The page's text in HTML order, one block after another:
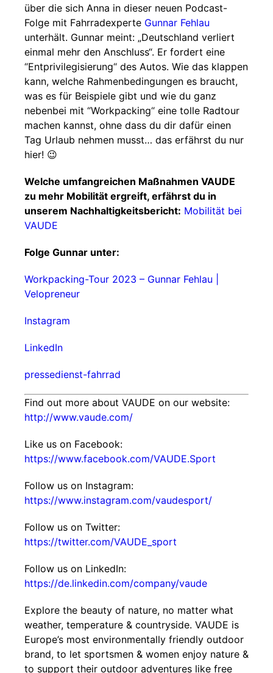
über die sich Anna in dieser neuen Podcast-
Folge mit Fahrradexperte Gunnar Fehlau
unterhält. Gunnar meint: „Deutschland verliert
einmal mehr den Anschluss“. Er fordert eine
“Entprivilegisierung“ des Autos. Wie das klappen
kann, welche Rahmenbedingungen es braucht,
was es für Beispiele gibt und wie du ganz
nebenbei mit “Workpacking“ eine tolle Radtour
machen kannst, ohne dass du dir dafür einen
Tag Urlaub nehmen musst… das erfährst du nur
hier! 😉
Welche umfangreichen Maßnahmen VAUDE
zu mehr Mobilität ergreift, erfährst du in
unserem Nachhaltigkeitsbericht: Mobilität bei
VAUDE
Folge Gunnar unter:
Workpacking-Tour 2023 – Gunnar Fehlau |
Velopreneur
Instagram
LinkedIn
pressedienst-fahrrad
Find out more about VAUDE on our website:
http://www.vaude.com/
Like us on Facebook:
https://www.facebook.com/VAUDE.Sport
Follow us on Instagram:
https://www.instagram.com/vaudesport/
Follow us on Twitter:
https://twitter.com/VAUDE_sport
Follow us on LinkedIn:
https://de.linkedin.com/company/vaude
Explore the beauty of nature, no matter what
weather, temperature & countryside. VAUDE is
Europe’s most environmentally friendly outdoor
brand, to let sportsmen & women enjoy nature &
to support their outdoor adventures like free